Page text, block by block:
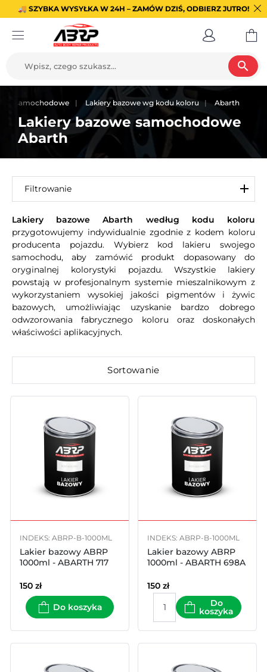
🚚 SZYBKA WYSYŁKA W 24H – ZAMÓW DZIŚ, ODBIERZ JUTRO!
search
samochodowe Lakiery bazowe wg kodu koloru Abarth
Lakiery bazowe samochodowe
Abarth
Filtrowanie
Lakiery bazowe Abarth według kodu koloru
przygotowujemy indywidualnie zgodnie z kodem koloru
producenta pojazdu. Wybierz kod lakieru swojego
samochodu, aby zamówić produkt dopasowany do
oryginalnej kolorystyki pojazdu. Wszystkie lakiery
powstają w profesjonalnym systemie mieszalnikowym z
wykorzystaniem wysokiej jakości pigmentów i żywic
bazowych, umożliwiając uzyskanie bardzo dobrego
odwzorowania fabrycznego koloru oraz doskonałych
właściwości aplikacyjnych.
Sortowanie
INDEKS: ABRP-B-1000ML
Lakier bazowy ABRP
1000ml - ABARTH 717
150 zł
Do koszyka
INDEKS: ABRP-B-1000ML
Lakier bazowy ABRP
1000ml - ABARTH 698A
150 zł
Do
koszyka